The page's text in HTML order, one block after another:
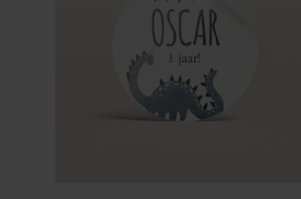
De Bock sugar choops eucalyptus
750gr (± 195 stuks)